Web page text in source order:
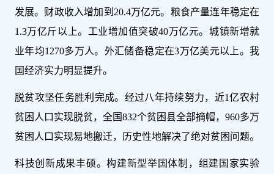
发展。财政收入增加到20.4万亿元。粮食产量连年稳定在
1.3万亿斤以上。工业增加值突破40万亿元。城镇新增就
业年均1270多万人。外汇储备稳定在3万亿美元以上。我
国经济实力明显提升。
脱贫攻坚任务胜利完成。经过八年持续努力，近1亿农村
贫困人口实现脱贫，全国832个贫困县全部摘帽，960多万
贫困人口实现易地搬迁，历史性地解决了绝对贫困问题。
科技创新成果丰硕。构建新型举国体制，组建国家实验